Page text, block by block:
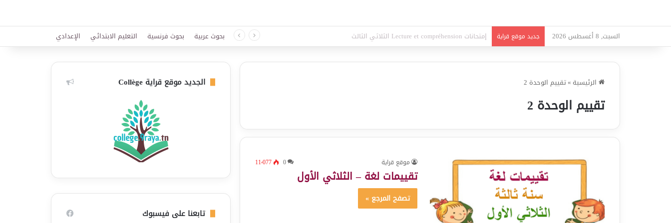
السبت, 8 أغسطس 2026 جديد موقع قراية امتحانات قواعد لغة الثلاثي الثالث بحوث عربية بحوث فرنسية التعليم الابتدائي الإعدادي
الرئيسية »تقييم الوحدة 2
تقييم الوحدة 2
موقع قراية 0 11٬077
تقييمات لغة – الثلاثي الأول
تصفح المرجع »
الجديد موقع قراية Collège
تابعنا على فيسبوك